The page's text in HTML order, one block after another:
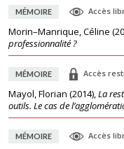
MÉMOIRE Accès
Morin–Manrique, Céline (
professionnalité ?
MÉMOIRE Accès
Mayol, Florian (2014),La
outils. Le cas de
MÉMOIRE Accès